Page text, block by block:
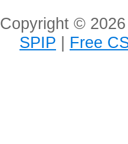
Copyright ©
SPIP | Free